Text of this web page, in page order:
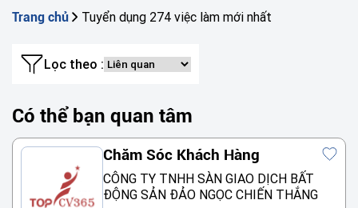
Trang chủ Tuyển dụng 274 việc làm mới nhất
Lọc theo :
Chăm Sóc Khách Hàng
CÔNG TY TNHH SÀN GIAO DỊCH BẤT
ĐỘNG SẢN ĐẢO NGỌC CHIẾN THẮNG
Có thể bạn quan tâm